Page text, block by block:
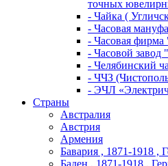
точных
- Чайка (
- Часовая
- Часовая
- Часовой завод
- Челябинский
- ЧЧЗ
- ЭЧЛ
Страны
Австралия
Австрия
Армения
Бавария , 1871-1918 ,
Баден , 1871-1918 ,